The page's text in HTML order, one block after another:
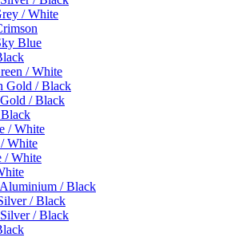
/ White
Blue
/ White
Gold / Black
/ Black
/ White
White
/ White
/ Black
/ Black
/ Black